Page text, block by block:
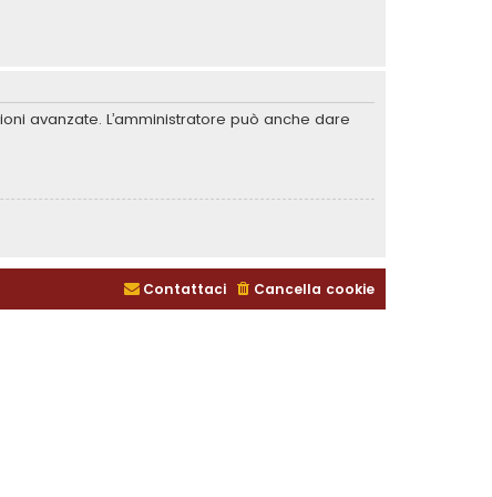
avanzate. L’amministratore può anche dare
Cancella cookie
Contattaci